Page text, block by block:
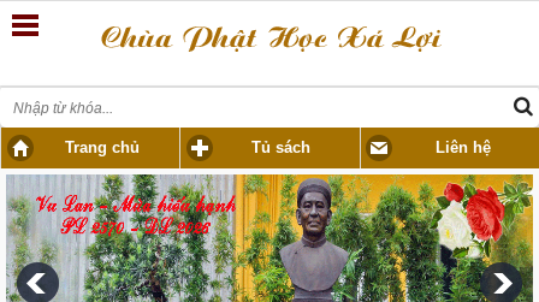
Trang chủ Tủ sách Liên hệ